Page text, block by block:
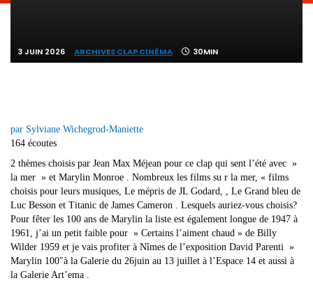
3 JUIN 2026 ARCHIVES CLAP CINÉMA 30MIN
par Sylviane Wichegrod-Maniette
164 écoutes
2 thèmes choisis par Jean Max Méjean pour ce clap qui sent l’été avec »
la mer » et Marylin Monroe . Nombreux les films su r la mer, « films
choisis pour leurs musiques, Le mépris de JL Godard, , Le Grand bleu de
Luc Besson et Titanic de James Cameron . Lesquels auriez-vous choisis?
Pour fêter les 100 ans de Marylin la liste est également longue de 1947 à
1961, j’ai un petit faible pour » Certains l’aiment chaud » de Billy
Wilder 1959 et je vais profiter à Nîmes de l’exposition David Parenti »
Marylin 100″à la Galerie du 26juin au 13 juillet à l’Espace 14 et aussi à
la Galerie Art’ema .